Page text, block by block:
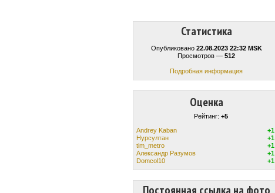
Статистика
Опубликовано 22.08.2023 22:32 MSK
Просмотров — 512
Подробная информация
Оценка
Рейтинг: +5
Andrey Kaban
+1
Нурсултан
+1
tim_metro
+1
Александр Разумов
+1
Domcol10
+1
Постоянная ссылка на фото